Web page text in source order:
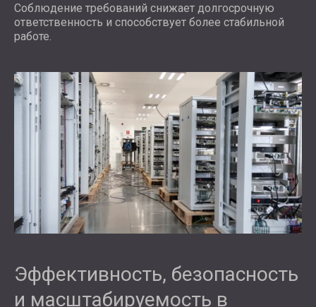
Соблюдение требований снижает долгосрочную
ответственность и способствует более стабильной
работе.
Эффективность, безопасность
и масштабируемость в